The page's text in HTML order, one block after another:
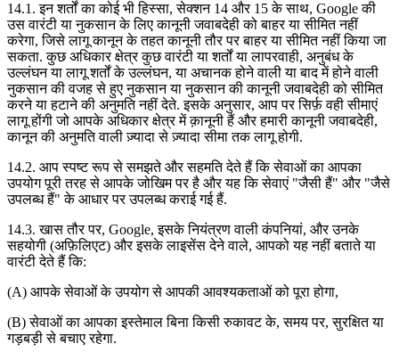
14.1. इन शर्तों का कोई भी हिस्सा, सेक्शन 14 और 15 के साथ, Google की
उस वारंटी या नुकसान के लिए कानूनी जवाबदेही को बाहर या सीमित नहीं
करेगा, जिसे लागू कानून के तहत कानूनी तौर पर बाहर या सीमित नहीं किया जा
सकता. कुछ अधिकार क्षेत्र कुछ वारंटी या शर्तों या लापरवाही, अनुबंध के
उल्लंघन या लागू शर्तों के उल्लंघन, या अचानक होने वाली या बाद में होने वाली
नुकसान की वजह से हुए नुकसान या नुकसान की कानूनी जवाबदेही को सीमित
करने या हटाने की अनुमति नहीं देते. इसके अनुसार, आप पर सिर्फ़ वही सीमाएं
लागू होंगी जो आपके अधिकार क्षेत्र में क़ानूनी हैं और हमारी कानूनी जवाबदेही,
कानून की अनुमति वाली ज़्यादा से ज़्यादा सीमा तक लागू होगी.
14.2. आप स्पष्ट रूप से समझते और सहमति देते हैं कि सेवाओं का आपका
उपयोग पूरी तरह से आपके जोखिम पर है और यह कि सेवाएं "जैसी हैं" और "जैसे
उपलब्ध हैं" के आधार पर उपलब्ध कराई गई हैं.
14.3. खास तौर पर, Google, इसके नियंत्रण वाली कंपनियां, और उनके
सहयोगी (अफ़िलिएट) और इसके लाइसेंस देने वाले, आपको यह नहीं बताते या
वारंटी देते हैं कि:
(A) आपके सेवाओं के उपयोग से आपकी आवश्यकताओं को पूरा होगा,
(B) सेवाओं का आपका इस्तेमाल बिना किसी रुकावट के, समय पर, सुरक्षित या
गड़बड़ी से बचाए रहेगा.